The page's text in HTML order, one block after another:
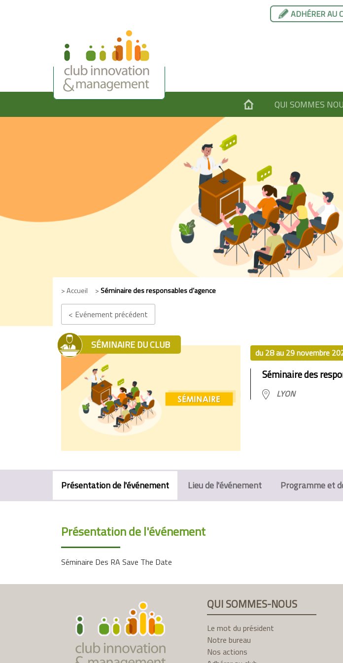
ADHÉRER AU
QUI SOMMES
> Accueil >Séminaire des responsables d’agence
< Evénement précédent
SÉMINAIRE DU CLUB
du 28 au 29 novembre
Séminaire des
LYON
Présentation de l'événement Lieu de l'événement Programme et
Présentation de l'événement
Séminaire Des RA Save The Date
QUI SOMMES-NOUS
Le mot du président
Notre bureau
Nos actions